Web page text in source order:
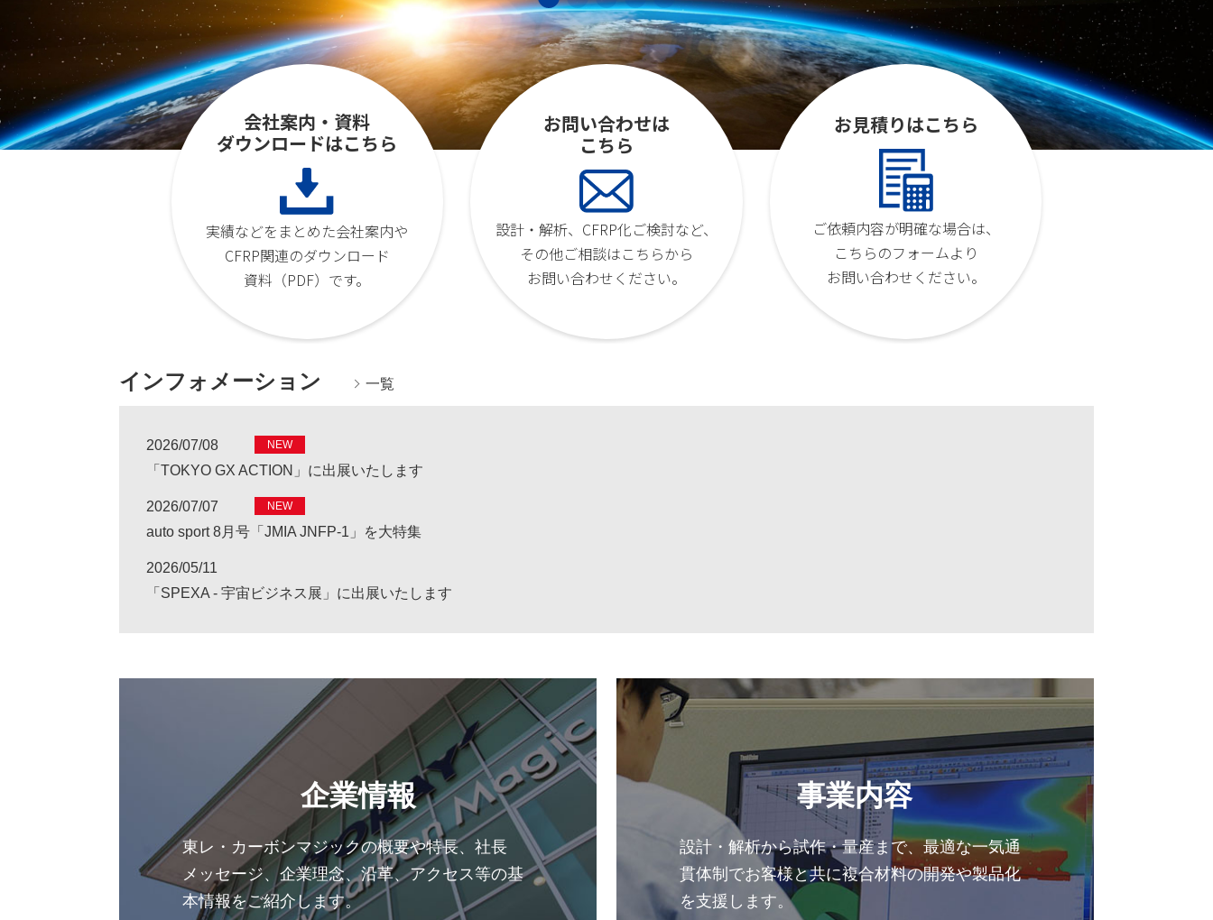
会社案内・資料
ダウンロードはこちら
実績などをまとめた会社案内や
CFRP関連のダウンロード
資料（PDF）です。
お問い合わせは
こちら
設計・解析、CFRP化ご検討など、
その他ご相談はこちらから
お問い合わせください。
お見積りはこちら
ご依頼内容が明確な場合は、
こちらのフォームより
お問い合わせください。
インフォメーション 一覧
2026/07/08 NEW
「TOKYO GX ACTION」に出展いたします
2026/07/07 NEW
auto sport 8月号「JMIA JNFP-1」を大特集
2026/05/11
「SPEXA - 宇宙ビジネス展」に出展いたします
企業情報
東レ・カーボンマジックの概要や特長、社長
メッセージ、企業理念、沿革、アクセス等の基
本情報をご紹介します。
事業内容
設計・解析から試作・量産まで、最適な一気通
貫体制でお客様と共に複合材料の開発や製品化
を支援します。